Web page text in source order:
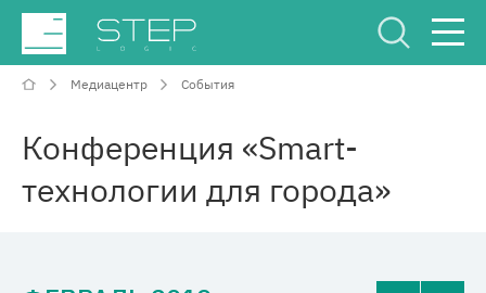
Медиацентр События
Конференция «Smart-
технологии для города»